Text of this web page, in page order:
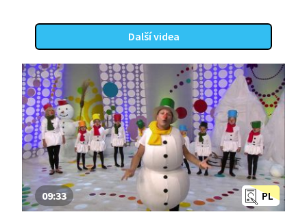
Další videa
PL
09:33